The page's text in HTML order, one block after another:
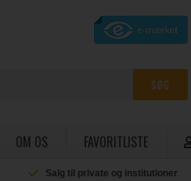
OM OS FAVORITLISTE
Salg til private og institutioner